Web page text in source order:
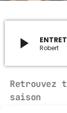
septembre
play_arrow Robert
Retrouvez
saison